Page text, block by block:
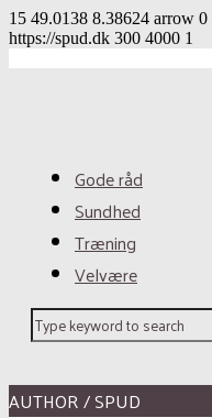
15 49.0138 8.38624 arrow 0
https://spud.dk 300 4000 1
Gode råd
Sundhed
Træning
Velvære
AUTHOR / SPUD